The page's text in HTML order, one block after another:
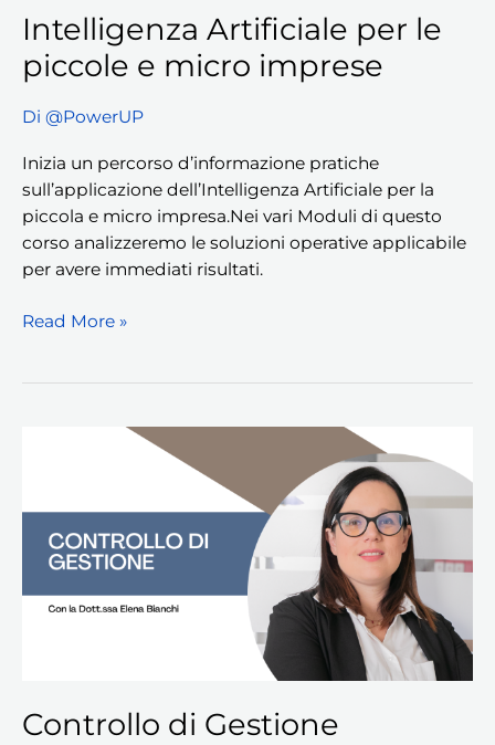
Intelligenza Artificiale per le
piccole e micro imprese
Di @PowerUP
Inizia un percorso d’informazione pratiche
sull’applicazione dell’Intelligenza Artificiale per la
piccola e micro impresa.Nei vari Moduli di questo
corso analizzeremo le soluzioni operative applicabile
per avere immediati risultati.
Read More »
Controllo di Gestione